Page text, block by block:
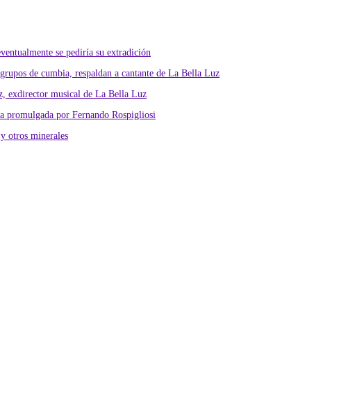
se pediría su extradición
de cumbia, respaldan a cantante de La Bella Luz
exdirector musical de La Bella Luz
promulgada por Fernando Rospigliosi
otros minerales